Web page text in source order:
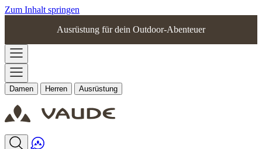
Zum Inhalt springen
Ausrüstung für dein Outdoor-Abenteuer
Damen Herren Ausrüstung